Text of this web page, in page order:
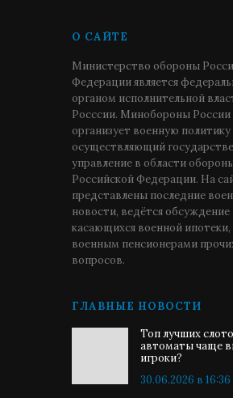
О САЙТЕ
Министерство обороны
Федерации является
органом исполнительной
Росссии. Минобороны России
организует военную политику
осуществляющий
управление в области
Российской Федерации. На
представлены последние
новости, ведётся обсуждение
касающихся военной ипотеки,
военным пенсионерами
вопросов.
ГЛАВНЫЕ НОВОСТИ
Топ лучших
автоматы чаще
игроки?
30.06.2026 в 16:36